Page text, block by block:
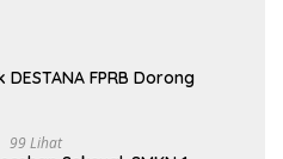
FPRB Dorong
99 Lihat